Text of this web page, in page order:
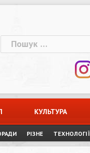
Пошук:
КУЛЬТУРА
РІЗНЕ ТЕХНОЛОГІЇ